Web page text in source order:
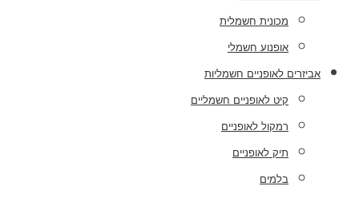
מכונית חשמלית
אופנוע חשמלי
אביזרים לאופניים חשמליות
קיט לאופניים חשמליים
רמקול לאופניים
תיק לאופניים
בלמים